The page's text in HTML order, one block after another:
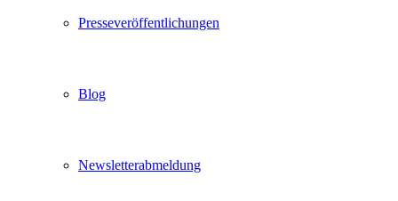
Presseveröffentlichungen
Blog
Newsletterabmeldung